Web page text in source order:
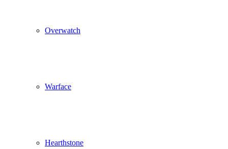
Overwatch
Warface
Hearthstone